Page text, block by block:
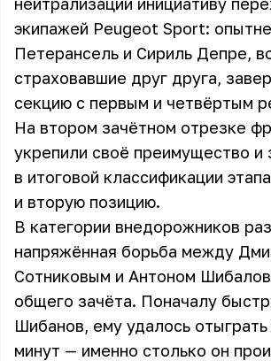
экипажей Peugeot Sport:
Петерансель и Сириль Депре,
страховавшие друг друга,
секцию с первым и четвёртым
На втором зачётном отрезке
укрепили своё преимущество и
в итоговой классификации
и вторую позицию.
В категории внедорожников
напряжённая борьба между
Сотниковым и Антоном
общего зачёта. Поначалу
Шибанов, ему удалось
минут — именно столько он